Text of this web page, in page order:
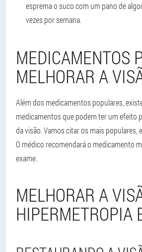
esprema o suco com um pano de
vezes por semana.
MEDICAMENTOS
MELHORAR A
Além dos medicamentos populares,
medicamentos que podem ter um efeito
da visão. Vamos citar os mais populares,
O médico recomendará o medicamento
exame.
MELHORAR A
HIPERMETROPIA